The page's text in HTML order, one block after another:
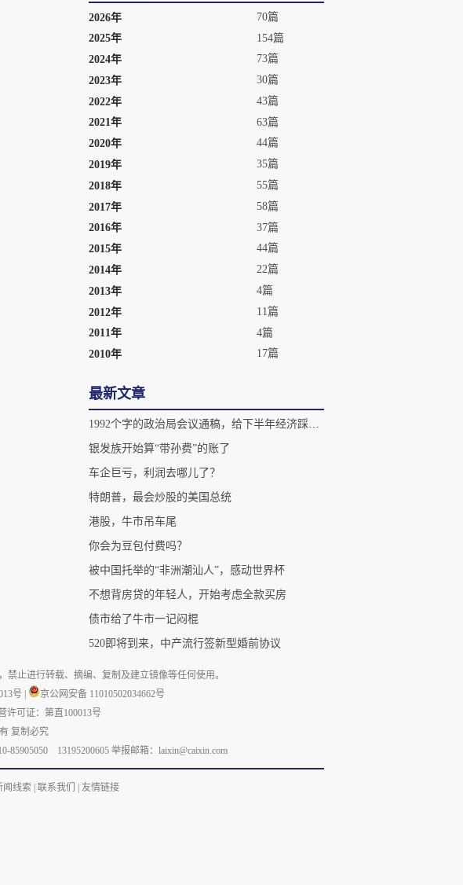
2026年
70篇
2025年
154篇
2024年
73篇
2023年
30篇
2022年
43篇
2021年
63篇
2020年
44篇
2019年
35篇
2018年
55篇
2017年
58篇
2016年
37篇
2015年
44篇
2014年
22篇
2013年
4篇
2012年
11篇
2011年
4篇
2010年
17篇
最新文章
1992个字的政治局会议通稿，给下半年经济踩下油门
银发族开始算“带孙费”的账了
车企巨亏，利润去哪儿了？
特朗普，最会炒股的美国总统
港股，牛市吊车尾
你会为豆包付费吗？
被中国托举的“非洲潮汕人”，感动世界杯
不想背房贷的年轻人，开始考虑全款买房
债市给了牛市一记闷棍
520即将到来，中产流行签新型婚前协议
止进行转载、摘编、复制及建立镜像等任何使用。
号
京公网安备 11010502034662号
许可证：第直100013号
复制必究
13195200605 举报邮箱：laixin@caixin.com
闻线索 联系我们 友情链接